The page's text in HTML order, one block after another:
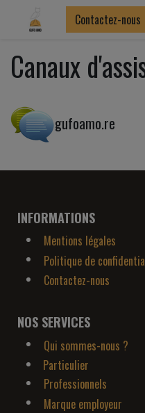
Contactez-nous
Canaux
gufoamo.re
INFORMATIONS
Mentions légales
Politique de
Contactez-nous
NOS SERVICES
Qui sommes-nous ?
Particulier
Professionnels
Marque employeur